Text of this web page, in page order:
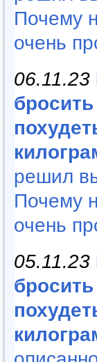
Почему
очень
06.11.23
решил
Почему
очень
05.11.23